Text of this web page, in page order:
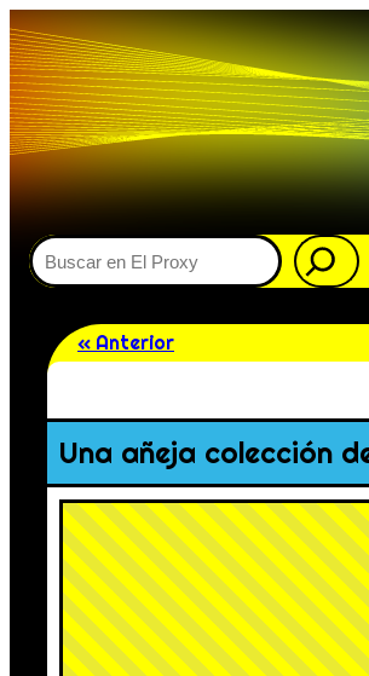
Buscar
« Anterior
Una añeja colección